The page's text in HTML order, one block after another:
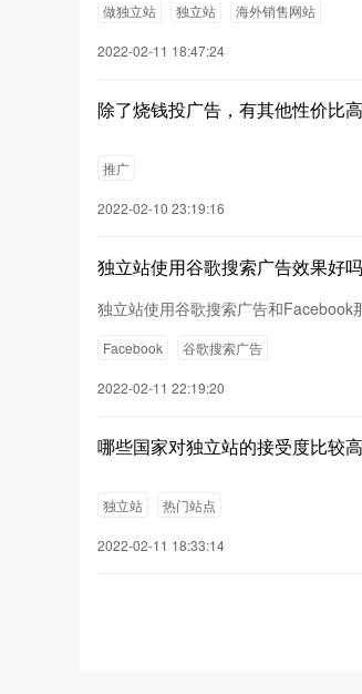
做独立站 独立站 海外销售网站
2022-02-11 18:47:24
除了烧钱投广告，有其他性价比
推广
2022-02-10 23:19:16
独立站使用谷歌搜索广告效果好吗
独立站使用谷歌搜索广告和Facebook
Facebook 谷歌搜索广告
2022-02-11 22:19:20
哪些国家对独立站的接受度比较
独立站 热门站点
2022-02-11 18:33:14